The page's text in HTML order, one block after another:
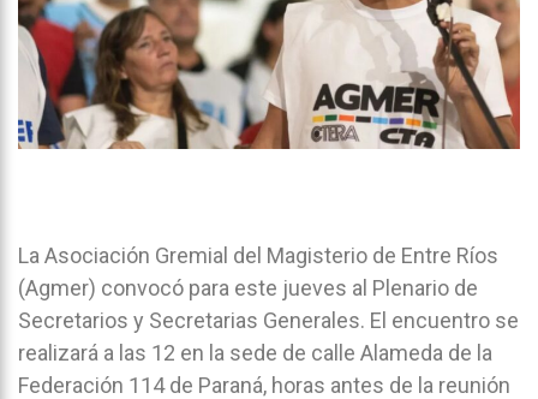
La Asociación Gremial del Magisterio de Entre Ríos
(Agmer) convocó para este jueves al Plenario de
Secretarios y Secretarias Generales. El encuentro se
realizará a las 12 en la sede de calle Alameda de la
Federación 114 de Paraná, horas antes de la reunión